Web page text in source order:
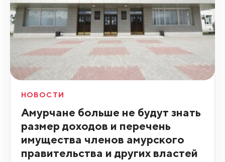
НОВОСТИ
Амурчане больше не будут знать
размер доходов и перечень
имущества членов амурского
правительства и других властей